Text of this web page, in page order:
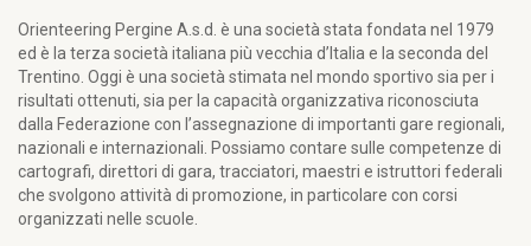
Orienteering Pergine A.s.d. è una società stata fondata nel 1979
ed è la terza società italiana più vecchia d’Italia e la seconda del
Trentino. Oggi è una società stimata nel mondo sportivo sia per i
risultati ottenuti, sia per la capacità organizzativa riconosciuta
dalla Federazione con l’assegnazione di importanti gare regionali,
nazionali e internazionali. Possiamo contare sulle competenze di
cartografi, direttori di gara, tracciatori, maestri e istruttori federali
che svolgono attività di promozione, in particolare con corsi
organizzati nelle scuole.